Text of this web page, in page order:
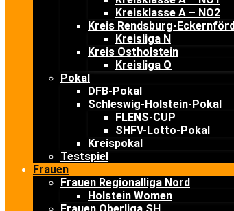
Kreisklasse A – NO2
Kreis Rendsburg-
Kreisliga N
Kreis Ostholstein
Kreisliga O
Pokal
DFB-Pokal
Schleswig-Holstein-Pokal
FLENS-CUP
SHFV-Lotto-Pokal
Kreispokal
Testspiel
Frauen
Frauen Regionalliga Nord
Holstein Women